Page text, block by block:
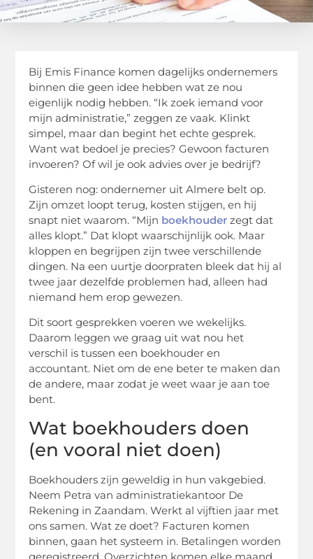
Bij Emis Finance komen dagelijks ondernemers
binnen die geen idee hebben wat ze nou
eigenlijk nodig hebben. “Ik zoek iemand voor
mijn administratie,” zeggen ze vaak. Klinkt
simpel, maar dan begint het echte gesprek.
Want wat bedoel je precies? Gewoon facturen
invoeren? Of wil je ook advies over je bedrijf?
Gisteren nog: ondernemer uit Almere belt op.
Zijn omzet loopt terug, kosten stijgen, en hij
snapt niet waarom. “Mijn boekhouder zegt dat
alles klopt.” Dat klopt waarschijnlijk ook. Maar
kloppen en begrijpen zijn twee verschillende
dingen. Na een uurtje doorpraten bleek dat hij al
twee jaar dezelfde problemen had, alleen had
niemand hem erop gewezen.
Dit soort gesprekken voeren we wekelijks.
Daarom leggen we graag uit wat nou het
verschil is tussen een boekhouder en
accountant. Niet om de ene beter te maken dan
de andere, maar zodat je weet waar je aan toe
bent.
Wat boekhouders doen
(en vooral niet doen)
Boekhouders zijn geweldig in hun vakgebied.
Neem Petra van administratiekantoor De
Rekening in Zaandam. Werkt al vijftien jaar met
ons samen. Wat ze doet? Facturen komen
binnen, gaan het systeem in. Betalingen worden